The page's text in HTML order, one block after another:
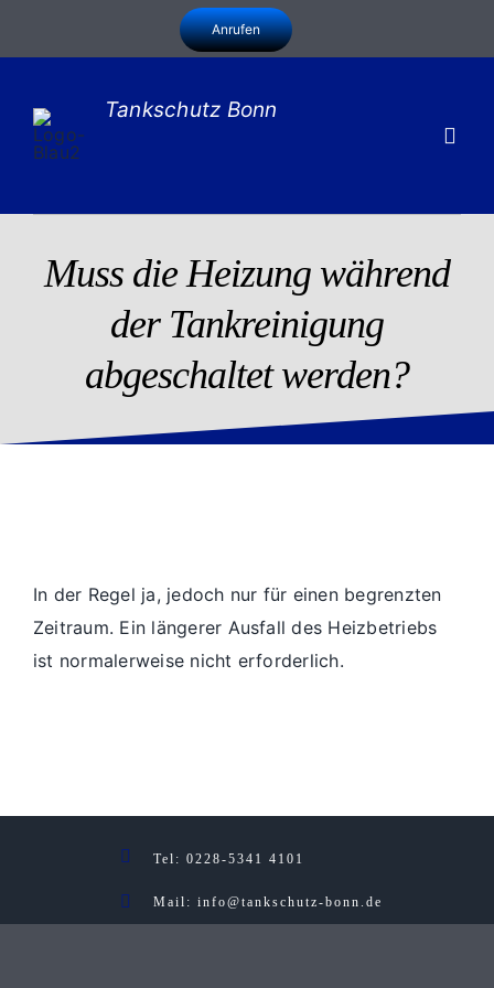
Anrufen
Tankschutz Bonn
Infothek
Zu uns
Kontakt
Muss die Heizung während
der Tankreinigung
abgeschaltet werden?
In der Regel ja, jedoch nur für einen begrenzten
Zeitraum. Ein längerer Ausfall des Heizbetriebs
ist normalerweise nicht erforderlich.
Tel : 0228-5341 4101
Mail: info@tankschutz-bonn.de